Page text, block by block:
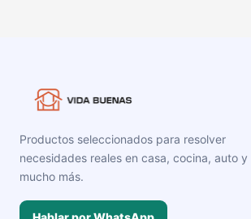
Productos seleccionados para resolver
necesidades reales en casa, cocina, auto y
mucho más.